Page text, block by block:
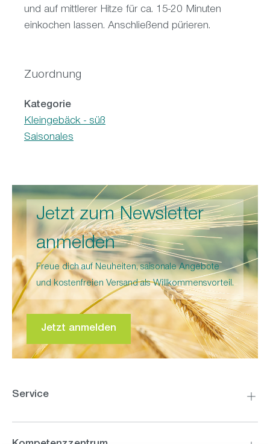
und auf mittlerer Hitze für ca. 15-20 Minuten
einkochen lassen. Anschließend pürieren.
Zuordnung
Kategorie
Kleingebäck - süß
Saisonales
Jetzt zum Newsletter
anmelden
Freue dich auf Neuheiten, saisonale Angebote
und kostenfreien Versand als Willkommensvorteil.
Jetzt anmelden
Service